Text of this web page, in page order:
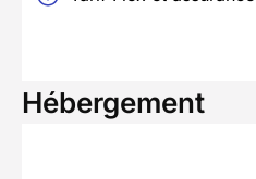
Hébergement